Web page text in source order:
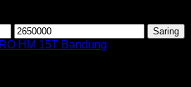
Harga
tertinggi
Saring